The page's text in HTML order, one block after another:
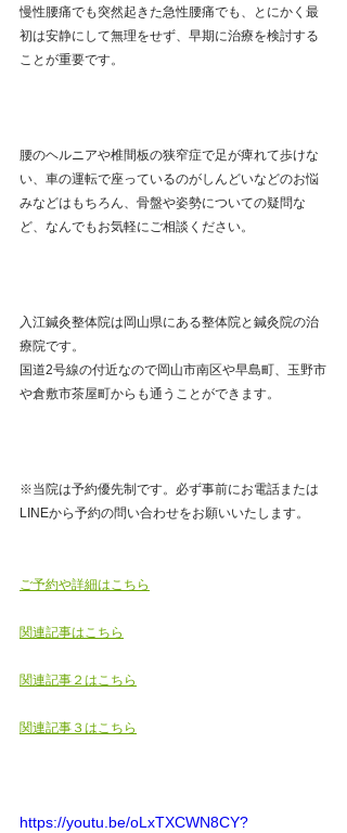
慢性腰痛でも突然起きた急性腰痛でも、とにかく最
初は安静にして無理をせず、早期に治療を検討する
ことが重要です。
腰のヘルニアや椎間板の狭窄症で足が痺れて歩けな
い、車の運転で座っているのがしんどいなどのお悩
みなどはもちろん、骨盤や姿勢についての疑問な
ど、なんでもお気軽にご相談ください。
入江鍼灸整体院は岡山県にある整体院と鍼灸院の治
療院です。
国道2号線の付近なので岡山市南区や早島町、玉野市
や倉敷市茶屋町からも通うことができます。
※当院は予約優先制です。必ず事前にお電話または
LINEから予約の問い合わせをお願いいたします。
ご予約や詳細はこちら
関連記事はこちら
関連記事２はこちら
関連記事３はこちら
https://youtu.be/oLxTXCWN8CY?